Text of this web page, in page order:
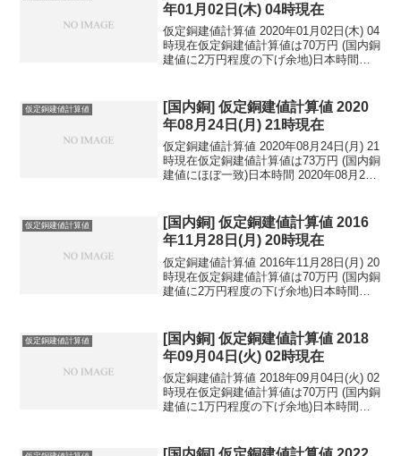
年01月02日(木) 04時現在
仮定銅建値計算値 2020年01月02日(木) 04
時現在仮定銅建値計算値は70万円 (国内銅
建値に2万円程度の下げ余地)日本時間
民元：1...
仮定銅建値計算値
[国内銅] 仮定銅建値計算値 2020
年08月24日(月) 21時現在
仮定銅建値計算値 2020年08月24日(月) 21
時現在仮定銅建値計算値は73万円 (国内銅
建値にほぼ一致)日本時間 2020年08月24
円...
仮定銅建値計算値
[国内銅] 仮定銅建値計算値 2016
年11月28日(月) 20時現在
仮定銅建値計算値 2016年11月28日(月) 20
時現在仮定銅建値計算値は70万円 (国内銅
建値に2万円程度の下げ余地)日本時間
民元：1...
仮定銅建値計算値
[国内銅] 仮定銅建値計算値 2018
年09月04日(火) 02時現在
仮定銅建値計算値 2018年09月04日(火) 02
時現在仮定銅建値計算値は70万円 (国内銅
建値に1万円程度の下げ余地)日本時間
民元：1...